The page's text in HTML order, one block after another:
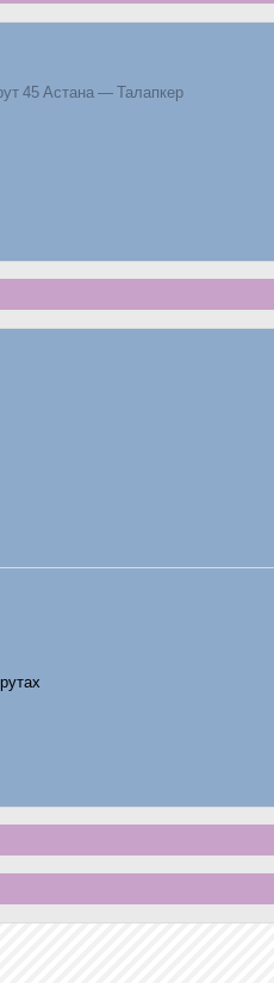
45 Астана — Талапкер